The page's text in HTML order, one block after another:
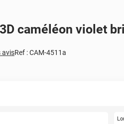
caméléon violet
avisRef :CAM-4511a